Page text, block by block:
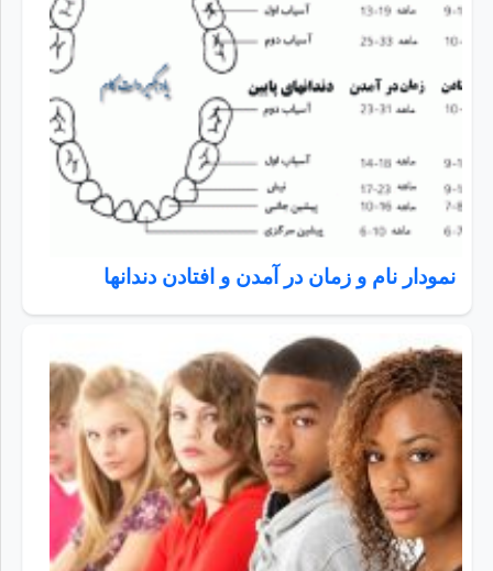
نمودار نام و زمان در آمدن و افتادن دندانها